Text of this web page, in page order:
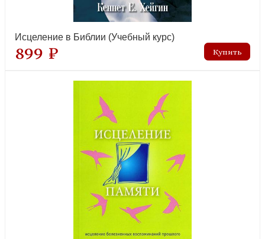
Исцеление в Библии (Учебный курс)
899 ₽